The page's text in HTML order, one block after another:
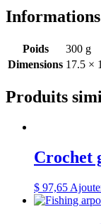
Poids
300 g
Dimensions 17.5 ×
Produits
Crochet
$ 97,65